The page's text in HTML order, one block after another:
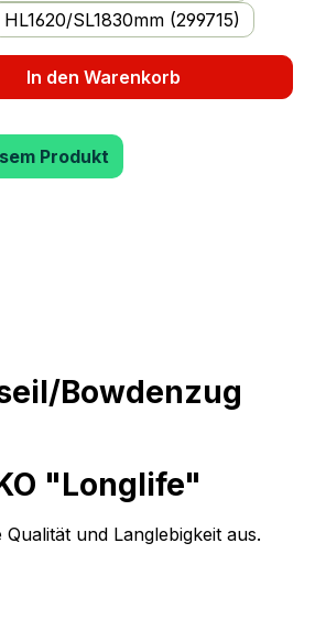
HL1620/SL1830mm (299715)
gewünschten Wert
In den Warenkorb
Produkt
Bowdenzug
"Longlife"
und Langlebigkeit aus.